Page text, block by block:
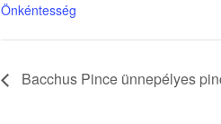
Önkéntesség
Bacchus Pince ünnepélyes